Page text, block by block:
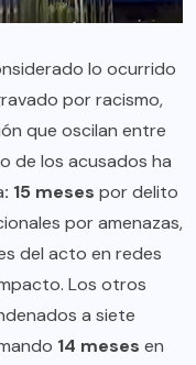
lo ocurrido
por racismo,
que oscilan entre
de los acusados ha
: 15 meses por delito
por amenazas,
del acto en redes
Los otros
a siete
14 meses en